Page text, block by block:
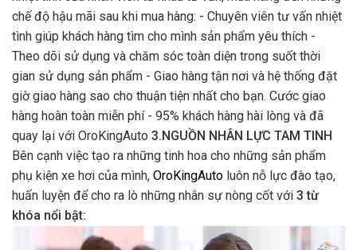
chế độ hậu mãi sau khi mua hàng: - Chuyên viên tư vấn nhiệt
tình giúp khách hàng tìm cho mình sản phẩm yêu thích -
Theo dõi sử dụng và chăm sóc toàn diện trong suốt thời
gian sử dụng sản phẩm - Giao hàng tận nơi và hệ thống đặt
giờ giao hàng sao cho thuận tiện nhất cho bạn. Cước giao
hàng hoàn toàn miễn phí - 95% khách hàng hài lòng và đã
quay lại với OroKingAuto 3.NGUỒN NHÂN LỰC TAM TINH
Bên cạnh việc tạo ra những tinh hoa cho những sản phẩm
phụ kiện xe hơi của mình, OroKingAuto luôn nỗ lực đào tạo,
huấn luyện để cho ra lò những nhân sự nòng cốt với 3 từ
khóa nổi bật: